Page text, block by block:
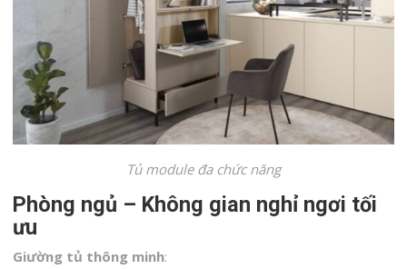
Tủ module đa chức năng
Phòng ngủ – Không gian nghỉ ngơi tối
ưu
Giường tủ thông minh: